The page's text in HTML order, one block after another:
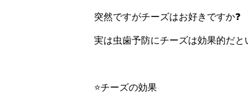
突然ですがチーズはお好きですか❓
実は虫歯予防にチーズは効果的だと
⭐️チーズの効果